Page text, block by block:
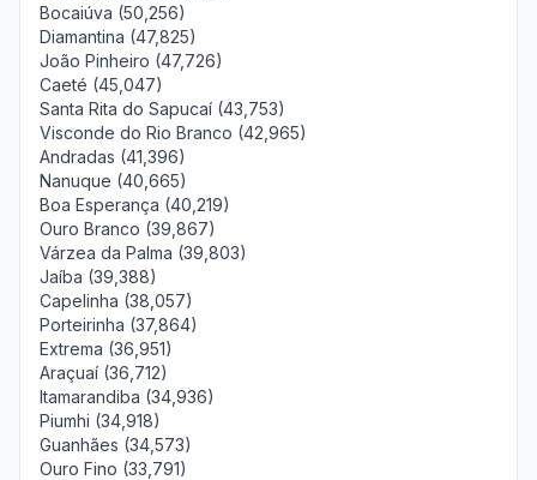
Bocaiúva (50,256)
Diamantina (47,825)
João Pinheiro (47,726)
Caeté (45,047)
Santa Rita do Sapucaí (43,753)
Visconde do Rio Branco (42,965)
Andradas (41,396)
Nanuque (40,665)
Boa Esperança (40,219)
Ouro Branco (39,867)
Várzea da Palma (39,803)
Jaíba (39,388)
Capelinha (38,057)
Porteirinha (37,864)
Extrema (36,951)
Araçuaí (36,712)
Itamarandiba (34,936)
Piumhi (34,918)
Guanhães (34,573)
Ouro Fino (33,791)